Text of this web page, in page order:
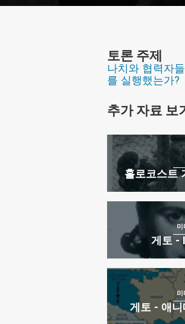
바르샤바 게토 봉기에서 SS
바르샤바 게토 봉기에서 SS
전사들. 폴란드, 바르샤바,
토론 주제
Items
1
through
of
나치와 협력자
를 실행했는가?
추가 자료 보
홀로코스트
게토 -
미
게토 - 애
미